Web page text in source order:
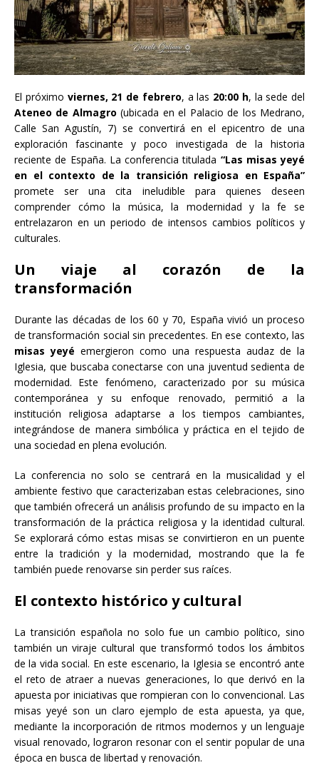
El próximo viernes, 21 de febrero, a las 20:00 h, la sede del
Ateneo de Almagro (ubicada en el Palacio de los Medrano,
Calle San Agustín, 7) se convertirá en el epicentro de una
exploración fascinante y poco investigada de la historia
reciente de España. La conferencia titulada “Las misas yeyé
en el contexto de la transición religiosa en España”
promete ser una cita ineludible para quienes deseen
comprender cómo la música, la modernidad y la fe se
entrelazaron en un periodo de intensos cambios políticos y
culturales.
Un viaje al corazón de la
transformación
Durante las décadas de los 60 y 70, España vivió un proceso
de transformación social sin precedentes. En ese contexto, las
misas yeyé emergieron como una respuesta audaz de la
Iglesia, que buscaba conectarse con una juventud sedienta de
modernidad. Este fenómeno, caracterizado por su música
contemporánea y su enfoque renovado, permitió a la
institución religiosa adaptarse a los tiempos cambiantes,
integrándose de manera simbólica y práctica en el tejido de
una sociedad en plena evolución.
La conferencia no solo se centrará en la musicalidad y el
ambiente festivo que caracterizaban estas celebraciones, sino
que también ofrecerá un análisis profundo de su impacto en la
transformación de la práctica religiosa y la identidad cultural.
Se explorará cómo estas misas se convirtieron en un puente
entre la tradición y la modernidad, mostrando que la fe
también puede renovarse sin perder sus raíces.
El contexto histórico y cultural
La transición española no solo fue un cambio político, sino
también un viraje cultural que transformó todos los ámbitos
de la vida social. En este escenario, la Iglesia se encontró ante
el reto de atraer a nuevas generaciones, lo que derivó en la
apuesta por iniciativas que rompieran con lo convencional. Las
misas yeyé son un claro ejemplo de esta apuesta, ya que,
mediante la incorporación de ritmos modernos y un lenguaje
visual renovado, lograron resonar con el sentir popular de una
época en busca de libertad y renovación.